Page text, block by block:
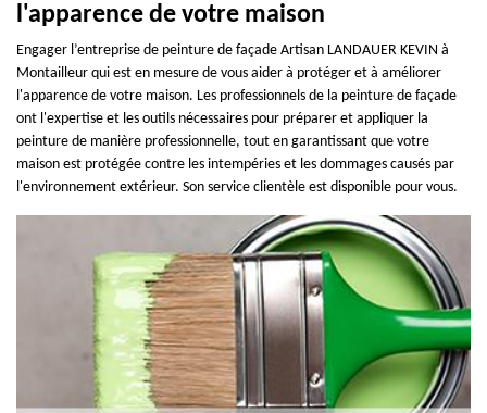
l'apparence de votre maison
Engager l’entreprise de peinture de façade Artisan LANDAUER KEVIN à
Montailleur qui est en mesure de vous aider à protéger et à améliorer
l'apparence de votre maison. Les professionnels de la peinture de façade
ont l'expertise et les outils nécessaires pour préparer et appliquer la
peinture de manière professionnelle, tout en garantissant que votre
maison est protégée contre les intempéries et les dommages causés par
l'environnement extérieur. Son service clientèle est disponible pour vous.